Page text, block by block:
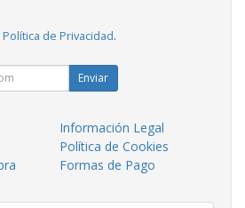
Política de Privacidad.
Enviar
Información Legal
Política de Cookies
Formas de Pago